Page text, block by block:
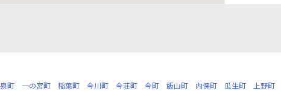
泉町 一の宮町 稲葉町 今川町 今荘町 今町 飯山町 内保町 瓜生町 上野町